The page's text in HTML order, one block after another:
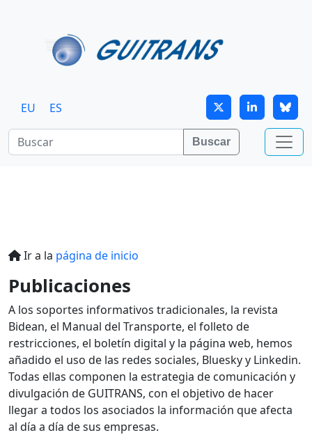
EU ES
Buscar
Ir a la página de inicio
Publicaciones
A los soportes informativos tradicionales, la revista
Bidean, el Manual del Transporte, el folleto de
restricciones, el boletín digital y la página web, hemos
añadido el uso de las redes sociales, Bluesky y Linkedin.
Todas ellas componen la estrategia de comunicación y
divulgación de GUITRANS, con el objetivo de hacer
llegar a todos los asociados la información que afecta
al día a día de sus empresas.